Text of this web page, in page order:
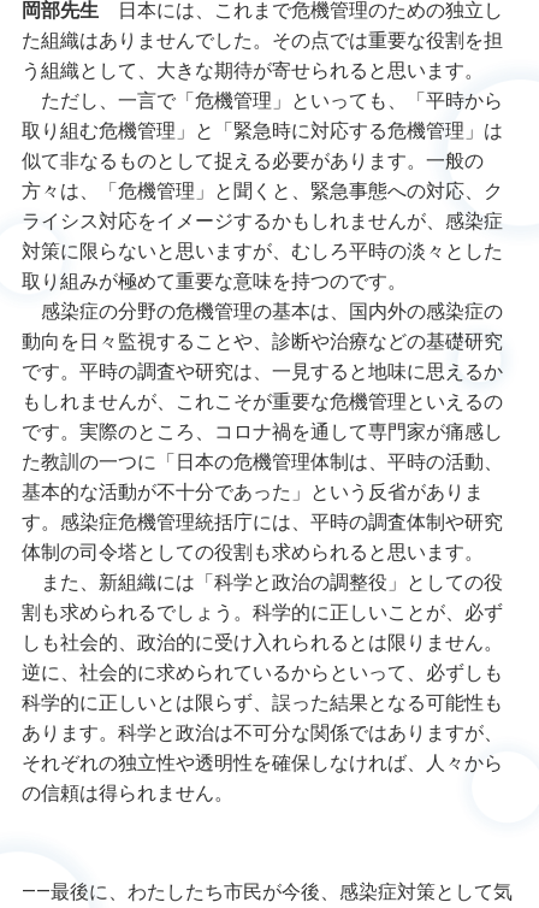
岡部先生
日本には、これまで危機管理のための独立し
た組織はありませんでした。その点では重要な役割を担
う組織として、大きな期待が寄せられると思います。
ただし、一言で「危機管理」といっても、「平時から
取り組む危機管理」と「緊急時に対応する危機管理」は
似て非なるものとして捉える必要があります。一般の
方々は、「危機管理」と聞くと、緊急事態への対応、ク
ライシス対応をイメージするかもしれませんが、感染症
対策に限らないと思いますが、むしろ平時の淡々とした
取り組みが極めて重要な意味を持つのです。
感染症の分野の危機管理の基本は、国内外の感染症の
動向を日々監視することや、診断や治療などの基礎研究
です。平時の調査や研究は、一見すると地味に思えるか
もしれませんが、これこそが重要な危機管理といえるの
です。実際のところ、コロナ禍を通して専門家が痛感し
た教訓の一つに「日本の危機管理体制は、平時の活動、
基本的な活動が不十分であった」という反省がありま
す。感染症危機管理統括庁には、平時の調査体制や研究
体制の司令塔としての役割も求められると思います。
また、新組織には「科学と政治の調整役」としての役
割も求められるでしょう。科学的に正しいことが、必ず
しも社会的、政治的に受け入れられるとは限りません。
逆に、社会的に求められているからといって、必ずしも
科学的に正しいとは限らず、誤った結果となる可能性も
あります。科学と政治は不可分な関係ではありますが、
それぞれの独立性や透明性を確保しなければ、人々から
の信頼は得られません。
――最後に、わたしたち市民が今後、感染症対策として気